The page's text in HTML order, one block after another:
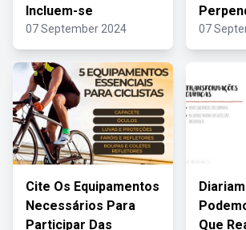
Incluem-se
07 September 2024 07
Cite Os Equipamentos
Necessários Para
Participar Das
Que